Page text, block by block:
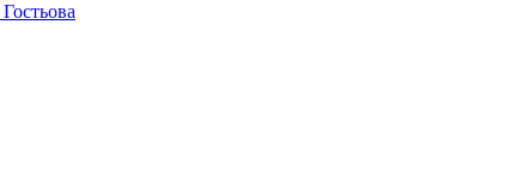
Гостьова